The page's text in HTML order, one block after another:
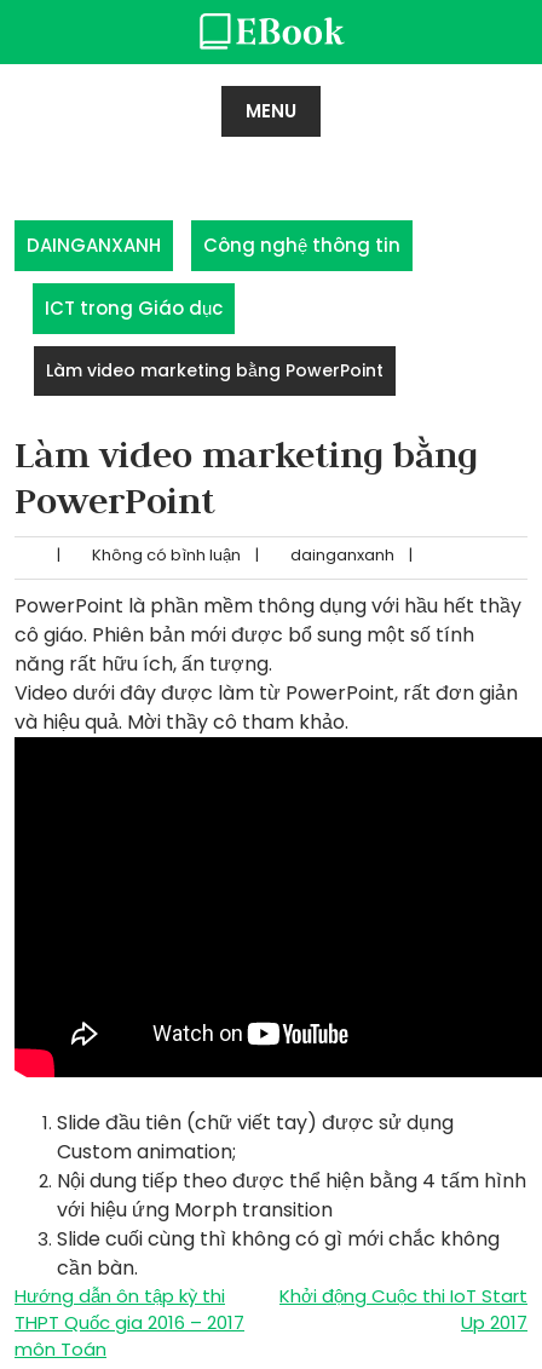
content
MENU
DAINGANXANH Công nghệ thông tin
ICT trong Giáo dục
Làm video marketing bằng PowerPoint
Làm video marketing bằng
PowerPoint
| Không có bình luận | dainganxanh |
PowerPoint là phần mềm thông dụng với hầu hết thầy
cô giáo. Phiên bản mới được bổ sung một số tính
năng rất hữu ích, ấn tượng.
Video dưới đây được làm từ PowerPoint, rất đơn giản
và hiệu quả. Mời thầy cô tham khảo.
Slide đầu tiên (chữ viết tay) được sử dụng
Custom animation;
Nội dung tiếp theo được thể hiện bằng 4 tấm hình
với hiệu ứng Morph transition
Slide cuối cùng thì không có gì mới chắc không
cần bàn.
Điều
hướng
Hướng dẫn ôn tập kỳ thi
THPT Quốc gia 2016 – 2017
môn Toán
Khởi động Cuộc thi IoT Start
Up 2017